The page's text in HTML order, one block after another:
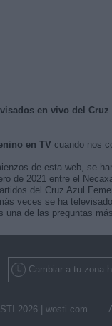
en vivo del Cruz
en TV cuando nos
de esta web, se
de 2021 entre el
del Cruz Azul
veces se ha
una de las preguntas
Cambiar a tu zona
2026 | wosti.com